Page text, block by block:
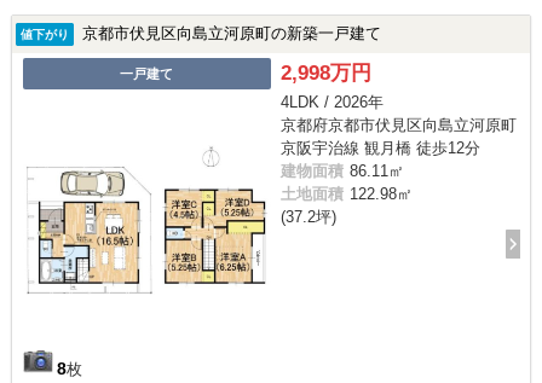
値下がり 京都市伏見区向島立河原町の新築一戸建て
一戸建て
8枚
2,998万円
4LDK / 2026年
京都府京都市伏見区向島立河原町
京阪宇治線 観月橋 徒歩12分
建物面積 86.11㎡
土地面積 122.98㎡
(37.2坪)